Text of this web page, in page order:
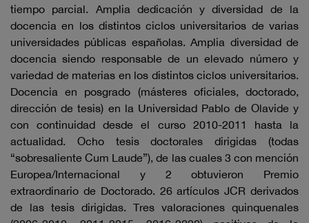
tiempo parcial. Amplia dedicación y diversidad de la
docencia en los distintos ciclos universitarios de varias
universidades públicas españolas. Amplia diversidad de
docencia siendo responsable de un elevado número y
variedad de materias en los distintos ciclos universitarios.
Docencia en posgrado (másteres oficiales, doctorado,
dirección de tesis) en la Universidad Pablo de Olavide y
con continuidad desde el curso 2010-2011 hasta la
actualidad. Ocho tesis doctorales dirigidas (todas
“sobresaliente Cum Laude”), de las cuales 3 con mención
Europea/Internacional y 2 obtuvieron Premio
extraordinario de Doctorado. 26 artículos JCR derivados
de las tesis dirigidas. Tres valoraciones quinquenales